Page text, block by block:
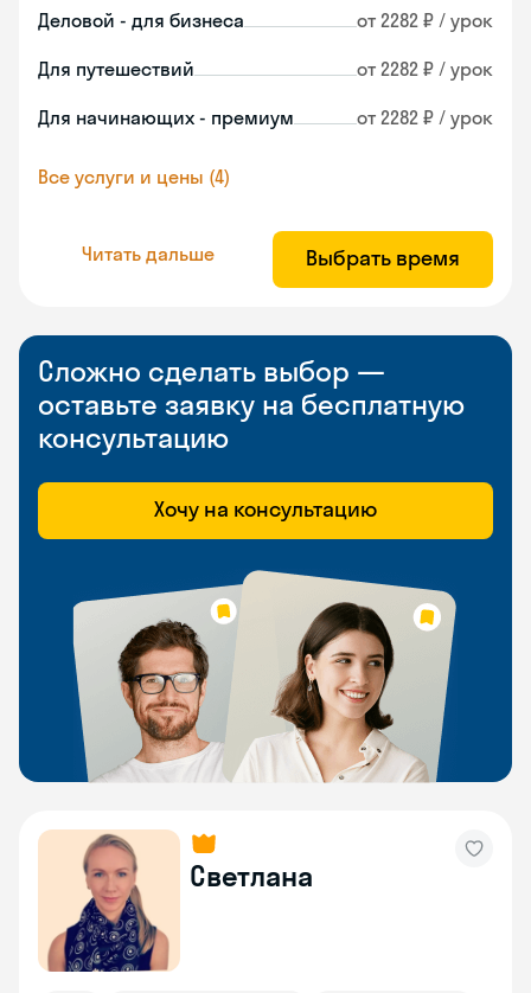
Деловой - для бизнеса от 2282 ₽ / урок
Для путешествий от 2282 ₽ / урок
Для начинающих - премиум от 2282 ₽ / урок
Все услуги и цены (4)
Читать дальше Выбрать время
Сложно сделать выбор —
оставьте заявку на бесплатную
консультацию
Хочу на консультацию
Светлана